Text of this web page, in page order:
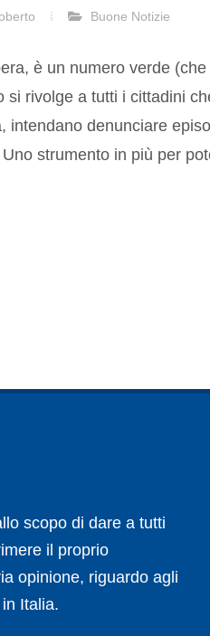
Buone Notizie
è un numero verde
si rivolge a tutti i cittadini
intendano denunciare
strumento in più per
scopo di dare a tutti
il proprio
opinione, riguardo agli
Italia.